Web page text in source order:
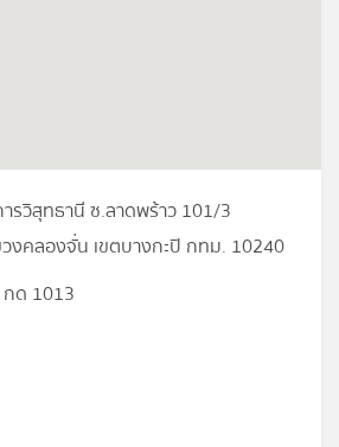
รวิสุทธานี ซ.ลาดพร้าว 101/3
งคลองจั่น เขตบางกะปิ กทม. 10240
ด 1013